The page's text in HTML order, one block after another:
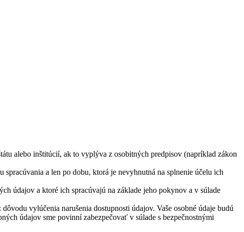
alebo inštitúcií, ak to vyplýva z osobitných predpisov (napríklad zákon
a len po dobu, ktorá je nevyhnutná na splnenie účelu ich
údajov a ktoré ich spracúvajú na základe jeho pokynov a v súlade
vylúčenia narušenia dostupnosti údajov. Vaše osobné údaje budú
údajov sme povinní zabezpečovať v súlade s bezpečnostnými